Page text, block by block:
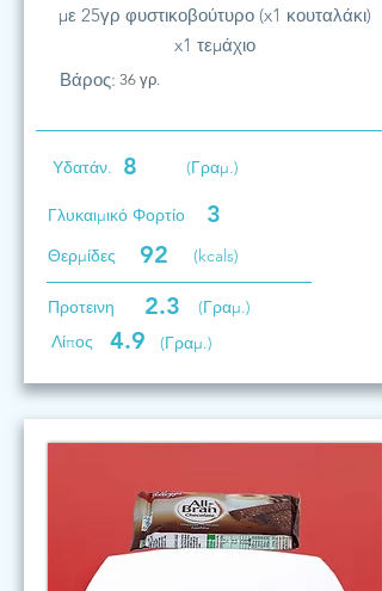
με 25γρ φυστικοβούτυρο (x1 κουταλάκι)
x1 τεμάχιο
Βάρος: 36 γρ.
Υδατάν. 8 (Γραμ.)
Γλυκαιμικό Φορτίο 3
Θερμίδες 92 (kcals)
Προτεινη 2.3
(Γραμ.)
Λίπος
4.9 (Γραμ.)